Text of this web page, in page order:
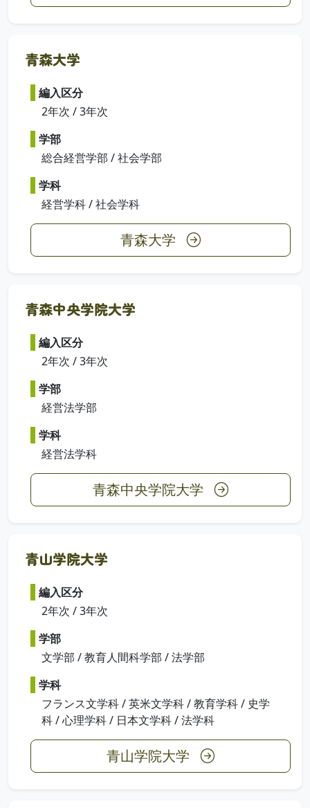
青森大学
編入区分
2年次 / 3年次
学部
総合経営学部 / 社会学部
学科
経営学科 / 社会学科
青森大学
青森中央学院大学
編入区分
2年次 / 3年次
学部
経営法学部
学科
経営法学科
青森中央学院大学
青山学院大学
編入区分
2年次 / 3年次
学部
文学部 / 教育人間科学部 / 法学部
学科
フランス文学科 / 英米文学科 / 教育学科 / 史学
科 / 心理学科 / 日本文学科 / 法学科
青山学院大学